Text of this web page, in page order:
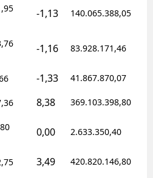
-1,13 140.065.388,05
-1,16 83.928.171,46
-1,33 41.867.870,07
8,38 369.103.398,80
0,00 2.633.350,40
3,49 420.820.146,80